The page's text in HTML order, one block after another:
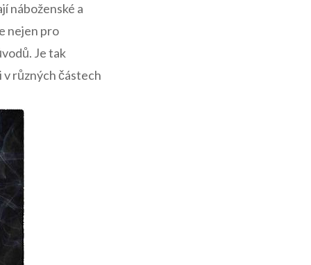
náboženské a
nejen pro
Je tak
v různých částech